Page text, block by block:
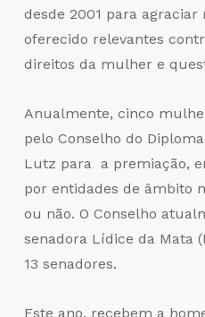
desde 2001 para
oferecido relevantes
direitos da mulher e
Anualmente, cinco
pelo Conselho do
Lutz para a premiação,
por entidades de âmbito
ou não. O Conselho
senadora Lídice da Mata
13 senadores.
Este ano, recebem a